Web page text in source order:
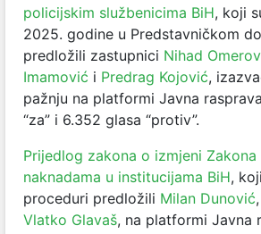
policijskim službenicima BiH, koji
2025. godine u Predstavničkom
predložili zastupnici Nihad
Imamović i Predrag Kojović,
pažnju na platformi Javna
“za” i 6.352 glasa “protiv”.
Prijedlog zakona o izmjeni
naknadama u institucijama BiH,
proceduri predložili Milan Dunović,
Vlatko Glavaš, na platformi Javna